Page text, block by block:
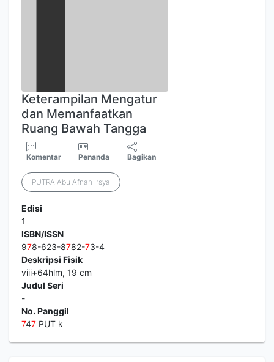
Keterampilan Mengatur
dan Memanfaatkan
Ruang Bawah Tangga
Komentar Penanda Bagikan
PUTRA Abu Afnan Irsya
Edisi
1
ISBN/ISSN
978-623-8782-73-4
Deskripsi Fisik
viii+64hlm, 19 cm
Judul Seri
-
No. Panggil
747 PUT k